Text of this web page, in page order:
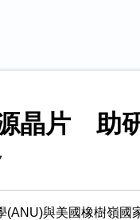
晶片 助
(ANU)與美國橡樹嶺